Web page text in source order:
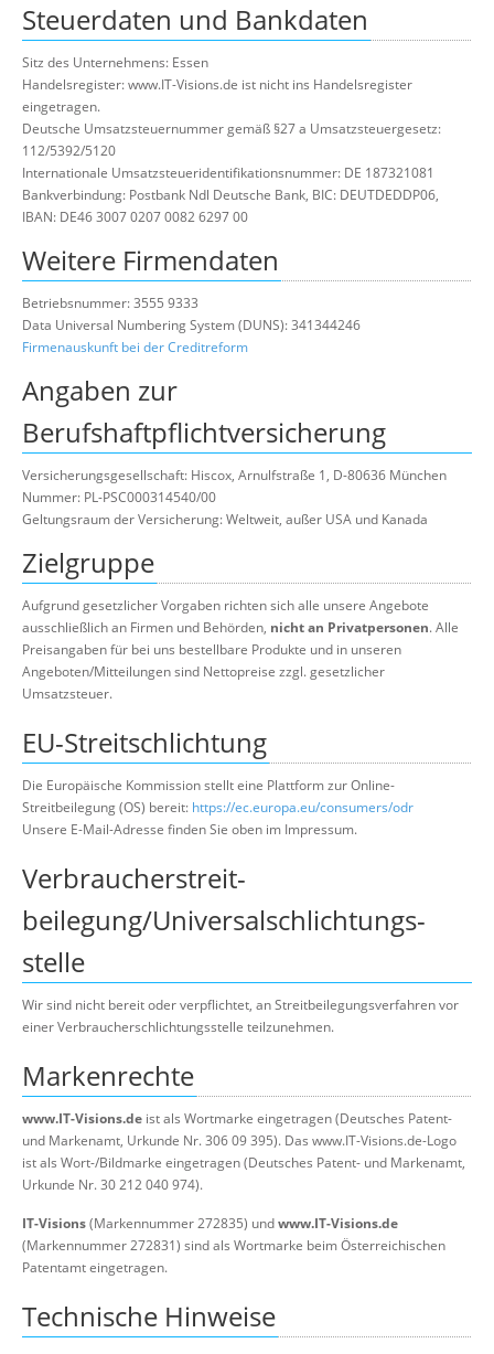
Steuerdaten und Bankdaten
Sitz des Unternehmens: Essen
Handelsregister: www.IT-Visions.de ist nicht ins Handelsregister
eingetragen.
Deutsche Umsatzsteuernummer gemäß §27 a Umsatzsteuergesetz:
112/5392/5120
Internationale Umsatzsteueridentifikationsnummer: DE 187321081
Bankverbindung: Postbank Ndl Deutsche Bank, BIC: DEUTDEDDP06,
IBAN: DE46 3007 0207 0082 6297 00
Weitere Firmendaten
Betriebsnummer: 3555 9333
Data Universal Numbering System (DUNS): 341344246
Firmenauskunft bei der Creditreform
Angaben zur
Berufshaftpflichtversicherung
Versicherungsgesellschaft: Hiscox, Arnulfstraße 1, D-80636 München
Nummer: PL-PSC000314540/00
Geltungsraum der Versicherung: Weltweit, außer USA und Kanada
Zielgruppe
Aufgrund gesetzlicher Vorgaben richten sich alle unsere Angebote
ausschließlich an Firmen und Behörden, nicht an Privatpersonen. Alle
Preisangaben für bei uns bestellbare Produkte und in unseren
Angeboten/Mitteilungen sind Nettopreise zzgl. gesetzlicher
Umsatzsteuer.
EU-Streitschlichtung
Die Europäische Kommission stellt eine Plattform zur Online-
Streitbeilegung (OS) bereit: https://ec.europa.eu/consumers/odr
Unsere E-Mail-Adresse finden Sie oben im Impressum.
Verbraucher­streit­
beilegung/Universal­schlichtungs­
stelle
Wir sind nicht bereit oder verpflichtet, an Streitbeilegungsverfahren vor
einer Verbraucherschlichtungsstelle teilzunehmen.
Markenrechte
www.IT-Visions.de ist als Wortmarke eingetragen (Deutsches Patent-
und Markenamt, Urkunde Nr. 306 09 395). Das www.IT-Visions.de-Logo
ist als Wort-/Bildmarke eingetragen (Deutsches Patent- und Markenamt,
Urkunde Nr. 30 212 040 974).
IT-Visions(Markennummer 272835) undwww.IT-Visions.de
(Markennummer 272831) sind als Wortmarke beim Österreichischen
Patentamt eingetragen.
Technische Hinweise